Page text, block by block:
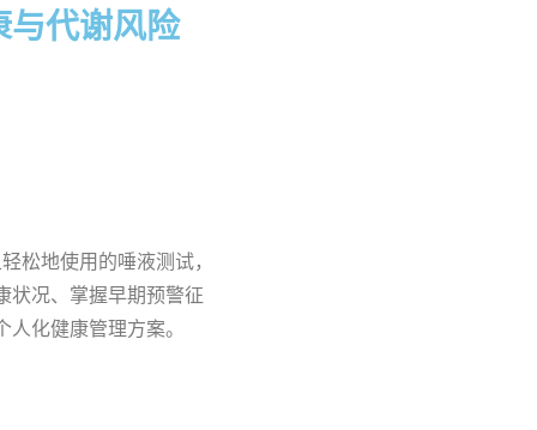
与代谢风险
松地使用的唾液测试，
状况、掌握早期预警征
化健康管理方案。